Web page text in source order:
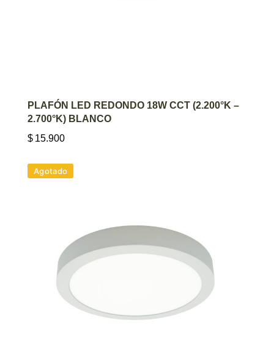
AGREGAR AL CARRITO
PLAFÓN LED REDONDO 18W CCT (2.200°K –
2.700°K) BLANCO
$ 15.900
Agotado